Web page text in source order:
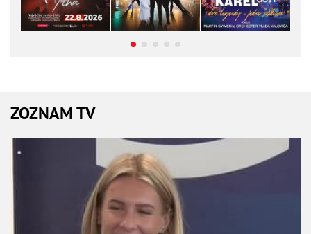
ZOZNAM TV